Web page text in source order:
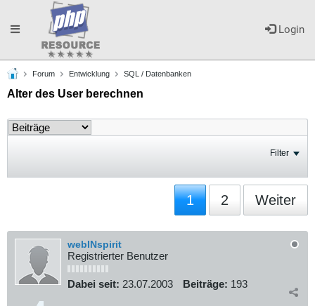
Login
Toggle
navigation
Forum Entwicklung SQL / Datenbanken
Alter des User berechnen
Filter
1 2 Weiter
webINspirit
Registrierter Benutzer
Dabei seit: 23.07.2003 Beiträge: 193